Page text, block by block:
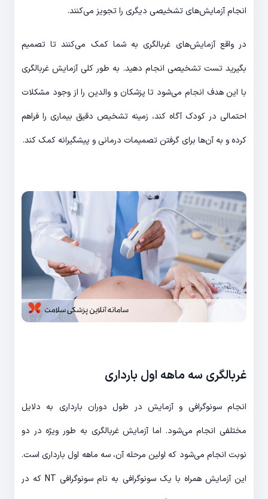
انجام آزمایش‌های تشخیصی دیگری را تجویز می‌کنند.
در واقع آزمایش‌های غربالگری به شما کمک می‌کنند تا تصمیم
بگیرید تست تشخیصی انجام دهید. به طور کلی آزمایش غربالگری
با این هدف انجام می‌شود تا پزشکان و والدین را از وجود مشکلات
احتمالی در کودک آگاه کند، زمینه تشخیص دقیق بیماری را فراهم
کرده و به آن‌ها برای گرفتن تصمیمات درمانی و پیشگیرانه کمک کند.
غربالگری سه ماهه اول بارداری
انجام سونوگرافی و آزمایش در طول دوران بارداری به دلایل
مختلفی انجام می‌شود. اما آزمایش غربالگری به طور ویژه در دو
نوبت انجام می‌شود که اولین مرحله آن، سه ماهه اول بارداری است.
این آزمایش همراه با یک سونوگرافی به نام سونوگرافی NT که در